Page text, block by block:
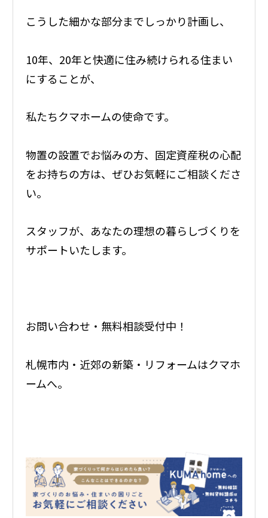
こうした細かな部分までしっかり計画し、
10年、20年と快適に住み続けられる住まい
にすることが、
私たちクマホームの使命です。
物置の設置でお悩みの方、固定資産税の心配
をお持ちの方は、ぜひお気軽にご相談くださ
い。
スタッフが、あなたの理想の暮らしづくりを
サポートいたします。
お問い合わせ・無料相談受付中！
札幌市内・近郊の新築・リフォームはクマホ
ームへ。